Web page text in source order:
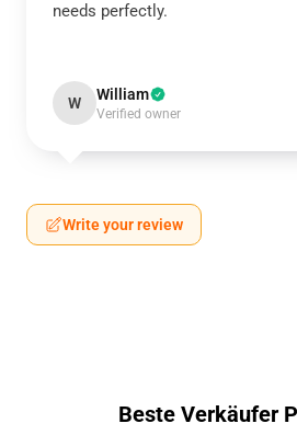
needs perfectly.
W William
Verified owner
Write your review
Beste Verkäufer